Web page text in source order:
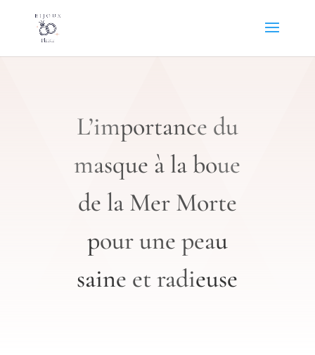
L’importance du
masque à la boue
de la Mer Morte
pour une peau
saine et radieuse